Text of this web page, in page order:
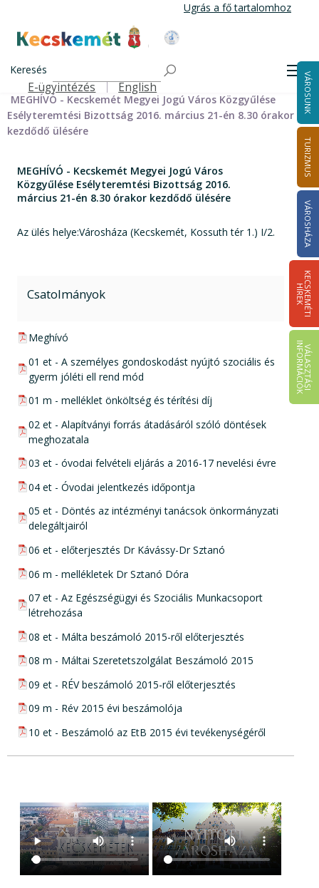
tartalomra
Ugrás a fő tartalomhoz
Kecskemét Város Honlapja
Keresés
Felső navigáció
E-ügyintézés English VÁROSUNK
TURIZMUS
VÁROSHÁZA
K
E
C
S
K
E
M
É
T
I
HÍ
R
E
K
V
Á
L
A
S
Z
T
Á
S
I
IN
F
O
R
M
Á
C
I
Ó
K
Önkormányzat
Bizottságok 2014-2024
Esélyteremtési Bizottság 2014-2024
Esélyteremtési Bizottság meghívói 2014-2019
MEGHÍVÓ - Kecskemét Megyei Jogú Város Közgyűlése
Esélyteremtési Bizottság 2016. március 21-én 8.30 órakor
kezdődő ülésére
MEGHÍVÓ - Kecskemét Megyei Jogú Város
Közgyűlése Esélyteremtési Bizottság 2016.
március 21-én 8.30 órakor kezdődő ülésére
Az ülés helye:Városháza (Kecskemét, Kossuth tér 1.) I/2.
Csatolmányok
pdf csatolmány:
Meghívó
pdf csatolmány:
01 et - A személyes gondoskodást nyújtó szociális és
gyerm jóléti ell rend mód
pdf csatolmány:
01 m - melléklet önköltség és térítési díj
pdf csatolmány:
02 et - Alapítványi forrás átadásáról szóló döntések
meghozatala
pdf csatolmány:
03 et - óvodai felvételi eljárás a 2016-17 nevelési évre
pdf csatolmány:
04 et - Óvodai jelentkezés időpontja
pdf csatolmány:
05 et - Döntés az intézményi tanácsok önkormányzati
delegáltjairól
pdf csatolmány:
06 et - előterjesztés Dr Kávássy-Dr Sztanó
pdf csatolmány:
06 m - mellékletek Dr Sztanó Dóra
pdf csatolmány:
07 et - Az Egészségügyi és Szociális Munkacsoport
létrehozása
pdf csatolmány:
08 et - Málta beszámoló 2015-ről előterjesztés
pdf csatolmány:
08 m - Máltai Szeretetszolgálat Beszámoló 2015
pdf csatolmány:
09 et - RÉV beszámoló 2015-ről előterjesztés
pdf csatolmány:
09 m - Rév 2015 évi beszámolója
pdf csatolmány:
10 et - Beszámoló az EtB 2015 évi tevékenységéről